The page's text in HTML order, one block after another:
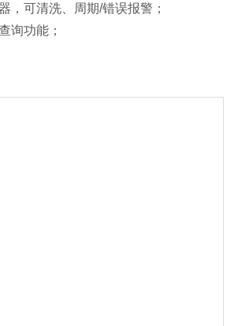
，可清洗、周期/错误报警；
询功能；